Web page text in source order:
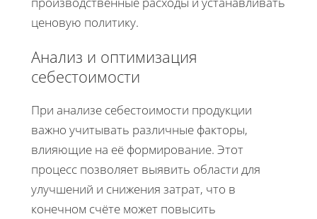
ценовую политику.
Анализ и оптимизация
себестоимости
При анализе себестоимости продукции
важно учитывать различные факторы,
влияющие на её формирование. Этот
процесс позволяет выявить области для
улучшений и снижения затрат, что в
конечном счёте может повысить